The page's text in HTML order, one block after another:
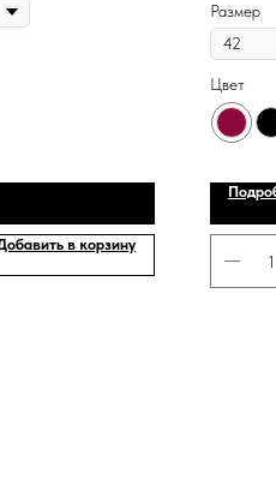
в корзину
Размер
Цвет